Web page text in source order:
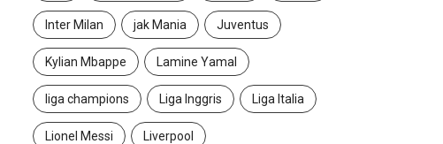
Inter Milan jak Mania Juventus
Kylian Mbappe Lamine Yamal
liga champions Liga Inggris Liga Italia
Lionel Messi Liverpool